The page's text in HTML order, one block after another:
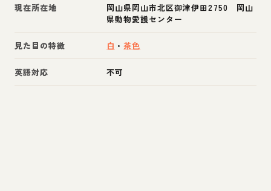
現在所在地
岡山県岡山市北区御津伊田2750 岡山
県動物愛護センター
見た目の特徴 白 ・茶色
英語対応 不可